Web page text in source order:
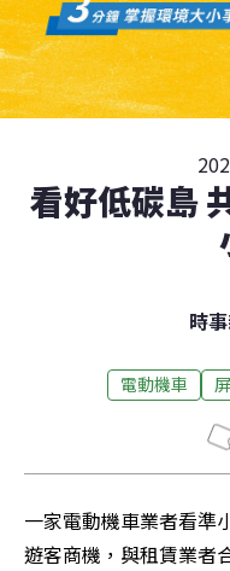
看好低碳島
時
電動機車
一家電動機車業者看準
遊客商機，與租賃業者